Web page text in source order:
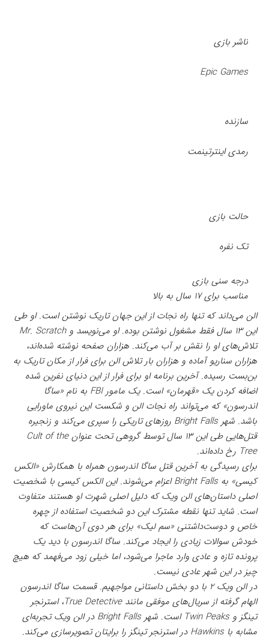
ناشر بازی
Epic Games
سازنده
رمدی اینترتینمت
حالت بازی
تک نفره
درجه سنی بازی
مناسب برای ۱۷ سال به بالا
الن می‌داند که تنها راه نجات از این جهان تاریک نوشتن است. او طی
این ۱۳ سال فقط مشغول نوشتن بوده. او می‌نویسد و Mr. Scratch
تلاش‌های او را نقش بر آب می‌کند. هزاران صفحه نوشته شده‌اند،
هزاران سناریو آماده و هزاران بار تلاش الن برای فرار از مکان تاریک به
بن‌بست رسیده. آخرین برنامه او برای فرار از این دنیای نفرین شده
اضافه کردن یک «قهرمان» است. یک مامور FBI به نام «ساگا
اندرسون» که می‌تواند راه نجات الن و شکست این نیروی ماورایی
باشد. شهر Bright Falls روزهای تاریکی را سپری می‌کند و زنجیره
قتل‌هایی طی این ۱۳ سال توسط گروهی تحت عنوان Cult of the
Tree رخ داده‌اند.
برای رسیدگی به آخرین قتل ساگا اندرسون همراه با همکارش «الکس
کیسی» به Bright Falls اعزام می‌شوند. این الکس کیسی با شخصیت
اصلی داستان‌های الن ویک که دلیل اصلی شهرت او هستند متفاوت
است. شاید تنها نقطه مشترک این دو شخصیت استفاده از چهره
خاص و دوست‌داشتنی «سم لیک» برای هر دوی آن‌هاست که
خودش سوالات زیادی را ایجاد می‌کند. ساگا اندرسون با دید یک
پرونده تازه و عادی وارد ماجرا می‌شود، اما خیلی زود می‌فهمد که هیچ
چیز در این شهر عادی نیست.
در الن ویک ۲ با دو بخش داستانی مواجهیم. قسمت ساگا اندرسون
الهام گرفته از سریال‌های موفقی مانند True Detective، استرنجر
تینگز و Twin Peaks است. شهر Bright Falls در الن ویک تجربه‌ای
مشابه با Hawkins در استرنجر تینگز را برایتان تصویرسازی می‌کند.